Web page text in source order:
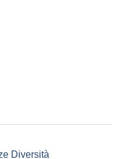
Diversità